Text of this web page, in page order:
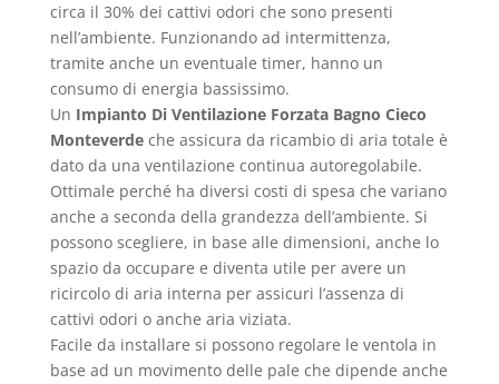
circa il 30% dei cattivi odori che sono presenti
nell’ambiente. Funzionando ad intermittenza,
tramite anche un eventuale timer, hanno un
consumo di energia bassissimo.
Un Impianto Di Ventilazione Forzata Bagno Cieco
Monteverdeche assicura da ricambio di aria totale è
dato da una ventilazione continua autoregolabile.
Ottimale perché ha diversi costi di spesa che variano
anche a seconda della grandezza dell’ambiente. Si
possono scegliere, in base alle dimensioni, anche lo
spazio da occupare e diventa utile per avere un
ricircolo di aria interna per assicuri l’assenza di
cattivi odori o anche aria viziata.
Facile da installare si possono regolare le ventola in
base ad un movimento delle pale che dipende anche